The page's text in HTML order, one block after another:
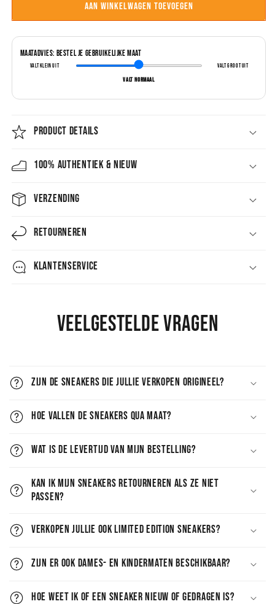
Aan winkelwagen toevoegen
Maatadvies: Bestel je gebruikelijke maat
Valt klein uit Valt groot uit
Valt normaal
PRODUCT DETAILS
100% AUTHENTIEK & NIEUW
VERZENDING
RETOURNEREN
KLANTENSERVICE
Veelgestelde vragen
Zijn de sneakers die jullie verkopen origineel?
Hoe vallen de sneakers qua maat?
Wat is de levertijd van mijn bestelling?
Kan ik mijn sneakers retourneren als ze niet
passen?
Verkopen jullie ook limited edition sneakers?
Zijn er ook dames- en kindermaten beschikbaar?
Hoe weet ik of een sneaker nieuw of gedragen is?